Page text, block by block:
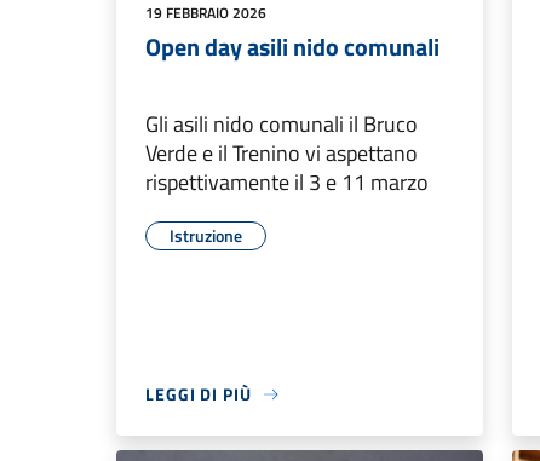
19 FEBBRAIO 2026
Open day asili nido comunali
Gli asili nido comunali il Bruco
Verde e il Trenino vi aspettano
rispettivamente il 3 e 11 marzo
Istruzione
LEGGI DI PIÙ